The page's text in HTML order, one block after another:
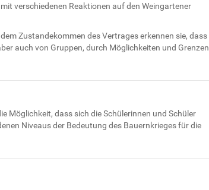
verschiedenen Reaktionen auf den Weingartener
Zustandekommen des Vertrages erkennen sie, dass
auch von Gruppen, durch Möglichkeiten und Grenzen
Möglichkeit, dass sich die Schülerinnen und Schüler
Niveaus der Bedeutung des Bauernkrieges für die